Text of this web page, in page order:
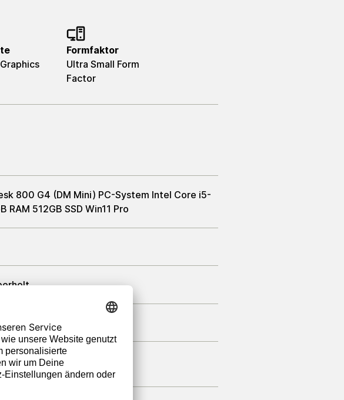
Formfaktor
Ultra Small Form
Factor
800 G4 (DM Mini) PC-System Intel Core i5-
RAM 512GB SSD Win11 Pro
Form Factor